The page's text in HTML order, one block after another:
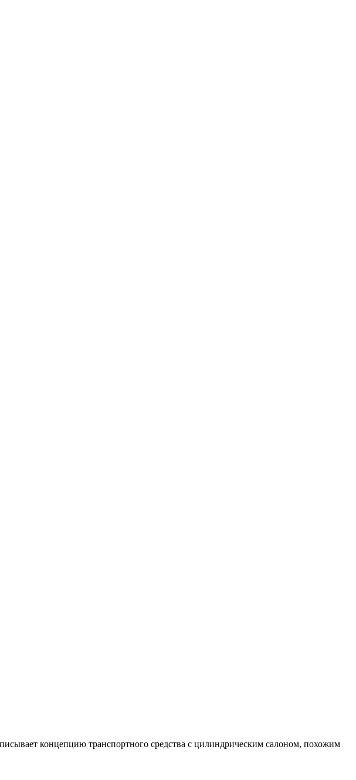
и автообзоры. Автотюнинг, тест-драйвы. Шины, диски, резина
и автообзоры. Автотюнинг, тест-драйвы. Шины, диски, резина
концепцию транспортного средства с цилиндрическим салоном, похожим